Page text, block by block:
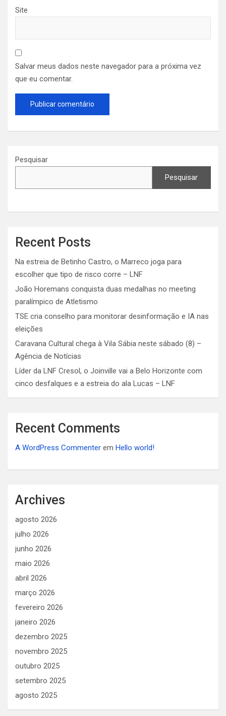
Site
Salvar meus dados neste navegador para a próxima vez
que eu comentar.
Pesquisar
Pesquisar
Recent Posts
Na estreia de Betinho Castro, o Marreco joga para
escolher que tipo de risco corre – LNF
João Horemans conquista duas medalhas no meeting
paralímpico de Atletismo
TSE cria conselho para monitorar desinformação e IA nas
eleições
Caravana Cultural chega à Vila Sábia neste sábado (8) –
Agência de Notícias
Líder da LNF Cresol, o Joinville vai a Belo Horizonte com
cinco desfalques e a estreia do ala Lucas – LNF
Recent Comments
A WordPress Commenter em Hello world!
Archives
agosto 2026
julho 2026
junho 2026
maio 2026
abril 2026
março 2026
fevereiro 2026
janeiro 2026
dezembro 2025
novembro 2025
outubro 2025
setembro 2025
agosto 2025